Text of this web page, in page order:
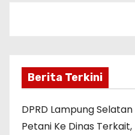
Berita Terkini
DPRD Lampung
Petani Ke Dinas